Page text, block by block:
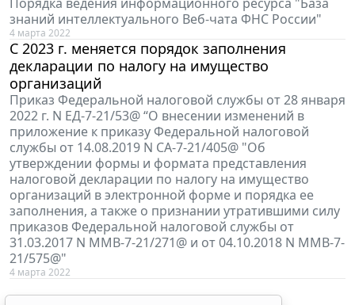
знаний интеллектуального Веб-чата ФНС России"
4 марта 2022
С 2023 г. меняется порядок заполнения
декларации по налогу на имущество
организаций
Приказ Федеральной налоговой службы от 28 января
2022 г. N ЕД-7-21/53@ “О внесении изменений в
приложение к приказу Федеральной налоговой
службы от 14.08.2019 N СА-7-21/405@ "Об
утверждении формы и формата представления
налоговой декларации по налогу на имущество
организаций в электронной форме и порядка ее
заполнения, а также о признании утратившими силу
приказов Федеральной налоговой службы от
31.03.2017 N ММВ-7-21/271@ и от 04.10.2018 N ММВ-7-
21/575@"
4 марта 2022